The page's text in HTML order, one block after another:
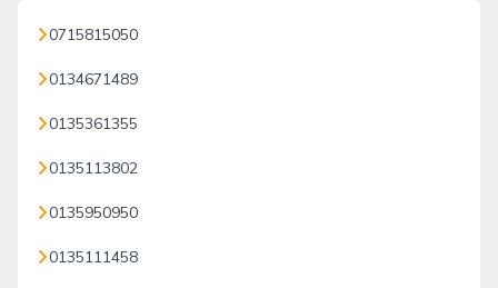
0715815050
0134671489
0135361355
0135113802
0135950950
0135111458